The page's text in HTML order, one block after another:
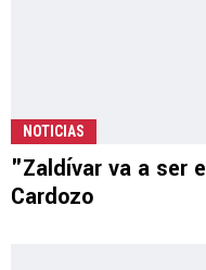
NOTICIAS
"Zaldívar va a ser
Cardozo